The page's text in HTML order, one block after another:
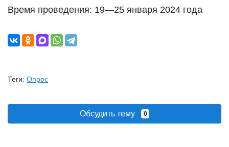
Время проведения: 19—25 января 2024 года
Теги: Опрос
Обсудить тему 0